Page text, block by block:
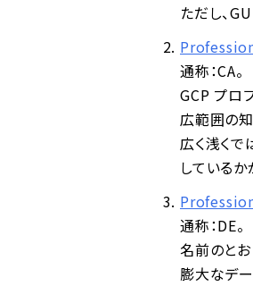
ただし、
通称：CA。
GCP プロ
広範囲の
広く浅くで
しているか
通称：DE。
名前のとお
膨大なデ